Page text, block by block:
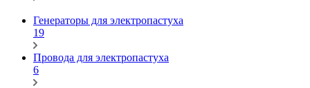
Генераторы для электропастуха
19
Провода для электропастуха
6